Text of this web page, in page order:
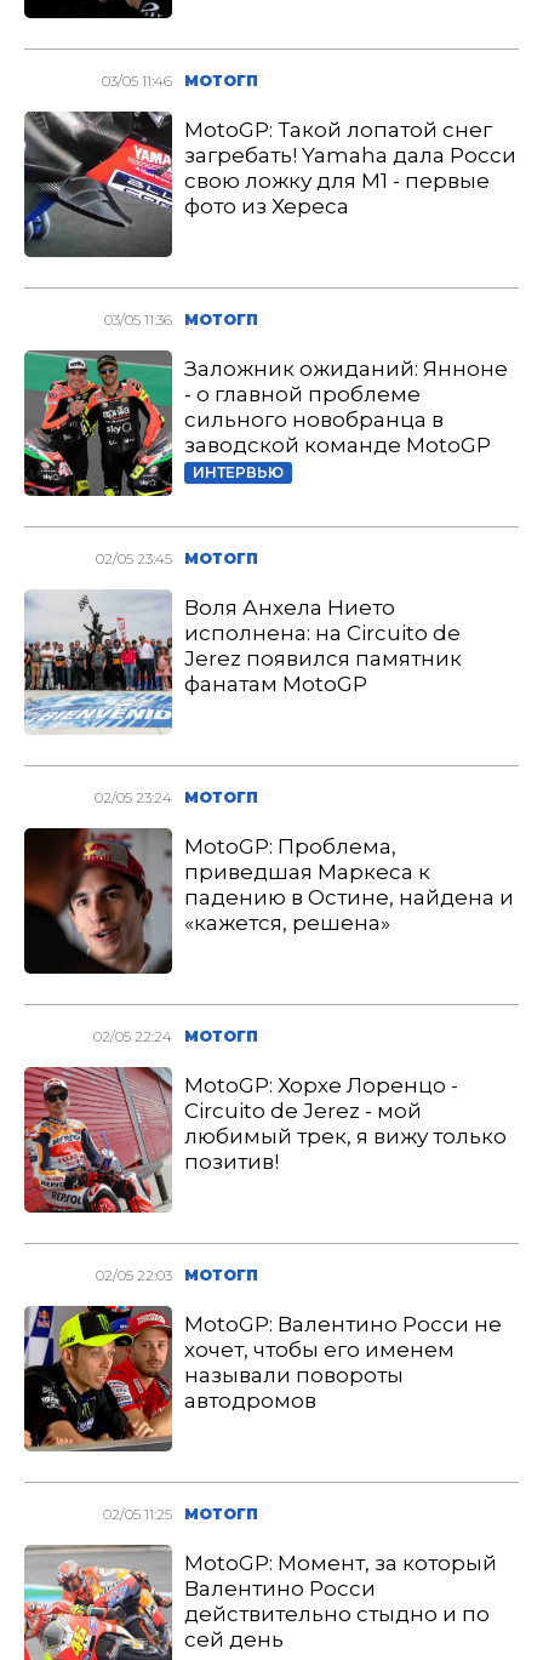
03/05 11:46 МОТОГП
MotoGP: Такой лопатой снег
загребать! Yamaha дала Росси
свою ложку для M1 - первые
фото из Хереса
03/05 11:36 МОТОГП
Заложник ожиданий: Янноне
- о главной проблеме
сильного новобранца в
заводской команде MotoGP
ИНТЕРВЬЮ
02/05 23:45 МОТОГП
Воля Анхела Нието
исполнена: на Circuito de
Jerez появился памятник
фанатам MotoGP
02/05 23:24 МОТОГП
MotoGP: Проблема,
приведшая Маркеса к
падению в Остине, найдена и
«кажется, решена»
02/05 22:24 МОТОГП
MotoGP: Хорхе Лоренцо -
Circuito de Jerez - мой
любимый трек, я вижу только
позитив!
02/05 22:03 МОТОГП
MotoGP: Валентино Росси не
хочет, чтобы его именем
называли повороты
автодромов
02/05 11:25 МОТОГП
MotoGP: Момент, за который
Валентино Росси
действительно стыдно и по
сей день